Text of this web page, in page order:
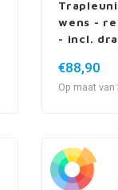
wens -
- incl.
€88,90
Op maat van